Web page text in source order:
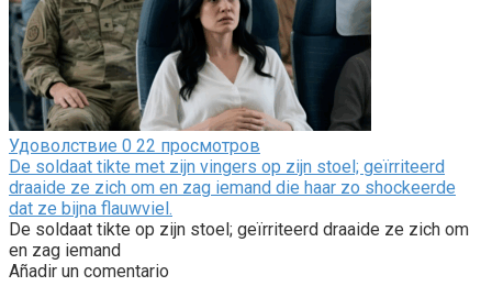
Удоволствие 0 22 просмотров
De soldaat tikte met zijn vingers op zijn stoel; geïrriteerd
draaide ze zich om en zag iemand die haar zo shockeerde
dat ze bijna flauwviel.
De soldaat tikte op zijn stoel; geïrriteerd draaide ze zich om
en zag iemand
Añadir un comentario